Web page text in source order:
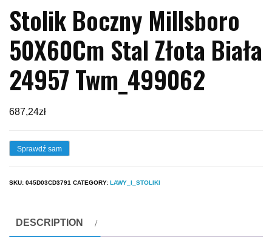
Stolik Boczny Millsboro
50X60Cm Stal Złota Biała
24957 Twm_499062
687,24zł
Sprawdź sam
SKU: 045D03CD3791 CATEGORY: LAWY_I_STOLIKI
DESCRIPTION